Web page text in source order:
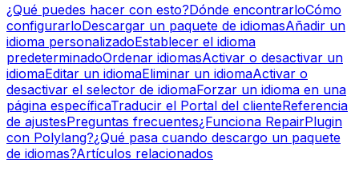
¿Qué puedes hacer con esto?Dónde encontrarloCómo
configurarloDescargar un paquete de idiomasAñadir un
idioma personalizadoEstablecer el idioma
predeterminadoOrdenar idiomasActivar o desactivar un
idiomaEditar un idiomaEliminar un idiomaActivar o
desactivar el selector de idiomaForzar un idioma en una
página específicaTraducir el Portal del clienteReferencia
de ajustesPreguntas frecuentes¿Funciona RepairPlugin
con Polylang?¿Qué pasa cuando descargo un paquete
de idiomas?Artículos relacionados